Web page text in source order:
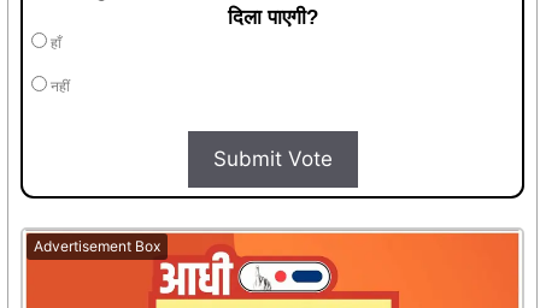
दिला पाएगी?
हाँ
नहीं
Submit Vote
Advertisement Box